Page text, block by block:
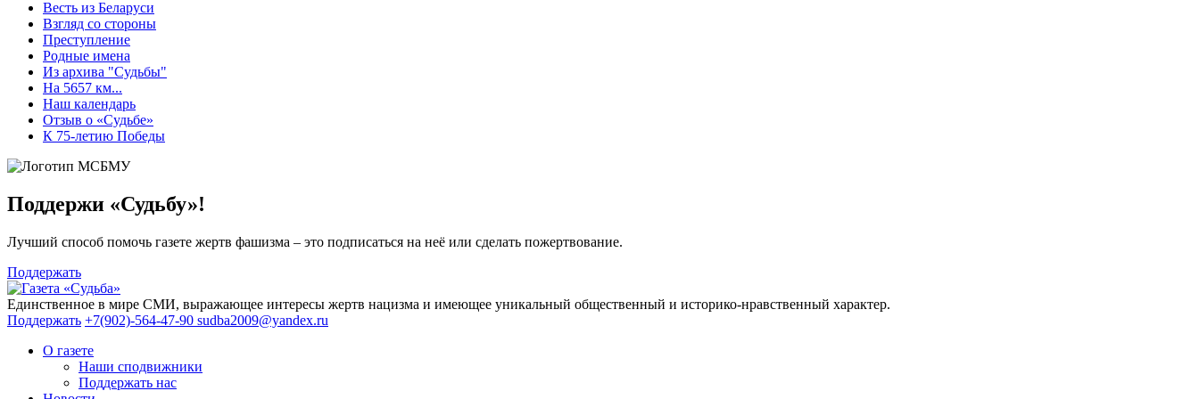
Весть из Беларуси
Взгляд со стороны
Преступление
Родные имена
Из архива "Судьбы"
На 5657 км...
Наш календарь
Отзыв о «Судьбе»
К 75-летию Победы
Поддержи «Судьбу»!
Лучший способ помочь газете жертв фашизма – это подписаться на неё или сделать пожертвование.
Поддержать
Единственное в мире СМИ, выражающее интересы жертв нацизма и имеющее уникальный общественный и историко-нравственный характер.
Поддержать +7(902)-564-47-90 sudba2009@yandex.ru
О газете
Наши сподвижники
Поддержать нас